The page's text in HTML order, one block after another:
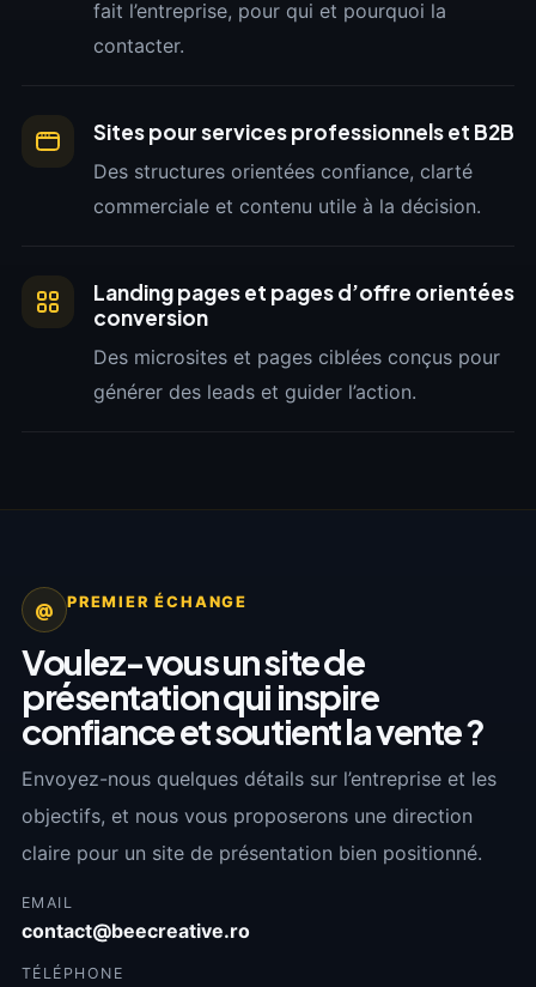
fait l’entreprise, pour qui et pourquoi la
contacter.
Sites pour services professionnels et B2B
Des structures orientées confiance, clarté
commerciale et contenu utile à la décision.
Landing pages et pages d’offre orientées
conversion
Des microsites et pages ciblées conçus pour
générer des leads et guider l’action.
@ PREMIER ÉCHANGE
Voulez-vous un site de
présentation qui inspire
confiance et soutient la vente ?
Envoyez-nous quelques détails sur l’entreprise et les
objectifs, et nous vous proposerons une direction
claire pour un site de présentation bien positionné.
EMAIL
contact@beecreative.ro
TÉLÉPHONE